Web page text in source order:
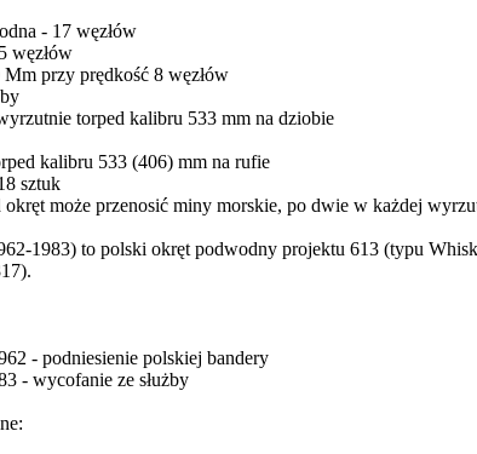
- 17 węzłów
węzłów
Mm przy prędkość 8 węzłów
torped kalibru 533 mm na dziobie
kalibru 533 (406) mm na rufie
sztuk
okręt może przenosić miny morskie, po dwie w każdej
1983) to polski okręt podwodny projektu 613 (typu
- podniesienie polskiej bandery
- wycofanie ze służby